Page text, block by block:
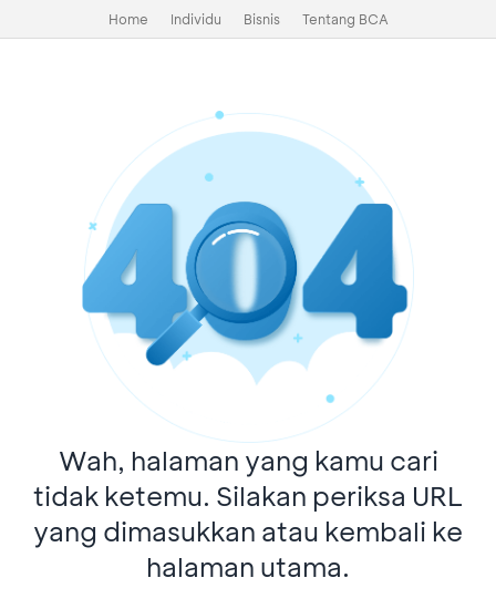
Home Individu Bisnis Tentang BCA
Wah, halaman yang kamu cari
tidak ketemu. Silakan periksa URL
yang dimasukkan atau kembali ke
halaman utama.